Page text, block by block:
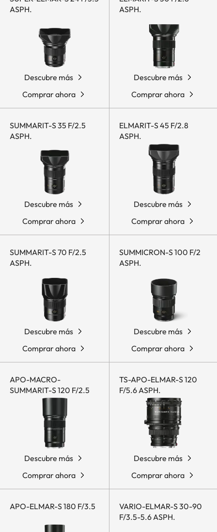
ASPH.
Descubre más
Comprar ahora
ASPH.
Descubre más
Comprar ahora
SUMMARIT-S 35 F/2.5
ASPH.
Descubre más
Comprar ahora
ELMARIT-S 45 F/2.8
ASPH.
Descubre más
Comprar ahora
SUMMARIT-S 70 F/2.5
ASPH.
Descubre más
Comprar ahora
SUMMICRON-S 100 F/2
ASPH.
Descubre más
Comprar ahora
APO-MACRO-
SUMMARIT-S 120 F/2.5
Descubre más
Comprar ahora
TS-APO-ELMAR-S 120
F/5.6 ASPH.
Descubre más
Comprar ahora
APO-ELMAR-S 180 F/3.5
VARIO-ELMAR-S 30-90
F/3.5-5.6 ASPH.